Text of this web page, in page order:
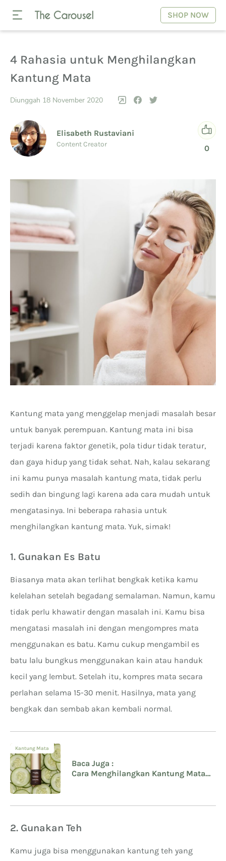
SHOP NOW
4 Rahasia untuk Menghilangkan
Kantung Mata
Diunggah 18 November 2020
Elisabeth Rustaviani
Content Creator 0
Kantung mata yang menggelap menjadi masalah besar
untuk banyak perempuan. Kantung mata ini bisa
terjadi karena faktor genetik, pola tidur tidak teratur,
dan gaya hidup yang tidak sehat. Nah, kalau sekarang
ini kamu punya masalah kantung mata, tidak perlu
sedih dan bingung lagi karena ada cara mudah untuk
mengatasinya. Ini beberapa rahasia untuk
menghilangkan kantung mata. Yuk, simak!
1. Gunakan Es Batu
Biasanya mata akan terlihat bengkak ketika kamu
kelelahan setelah begadang semalaman. Namun, kamu
tidak perlu khawatir dengan masalah ini. Kamu bisa
mengatasi masalah ini dengan mengompres mata
menggunakan es batu. Kamu cukup mengambil es
batu lalu bungkus menggunakan kain atau handuk
kecil yang lembut. Setelah itu, kompres mata secara
perlahan selama 15-30 menit. Hasilnya, mata yang
bengkak dan sembab akan kembali normal.
Kantung Mata
Baca Juga :
Cara Menghilangkan Kantung Mata
2. Gunakan Teh
Kamu juga bisa menggunakan kantung teh yang